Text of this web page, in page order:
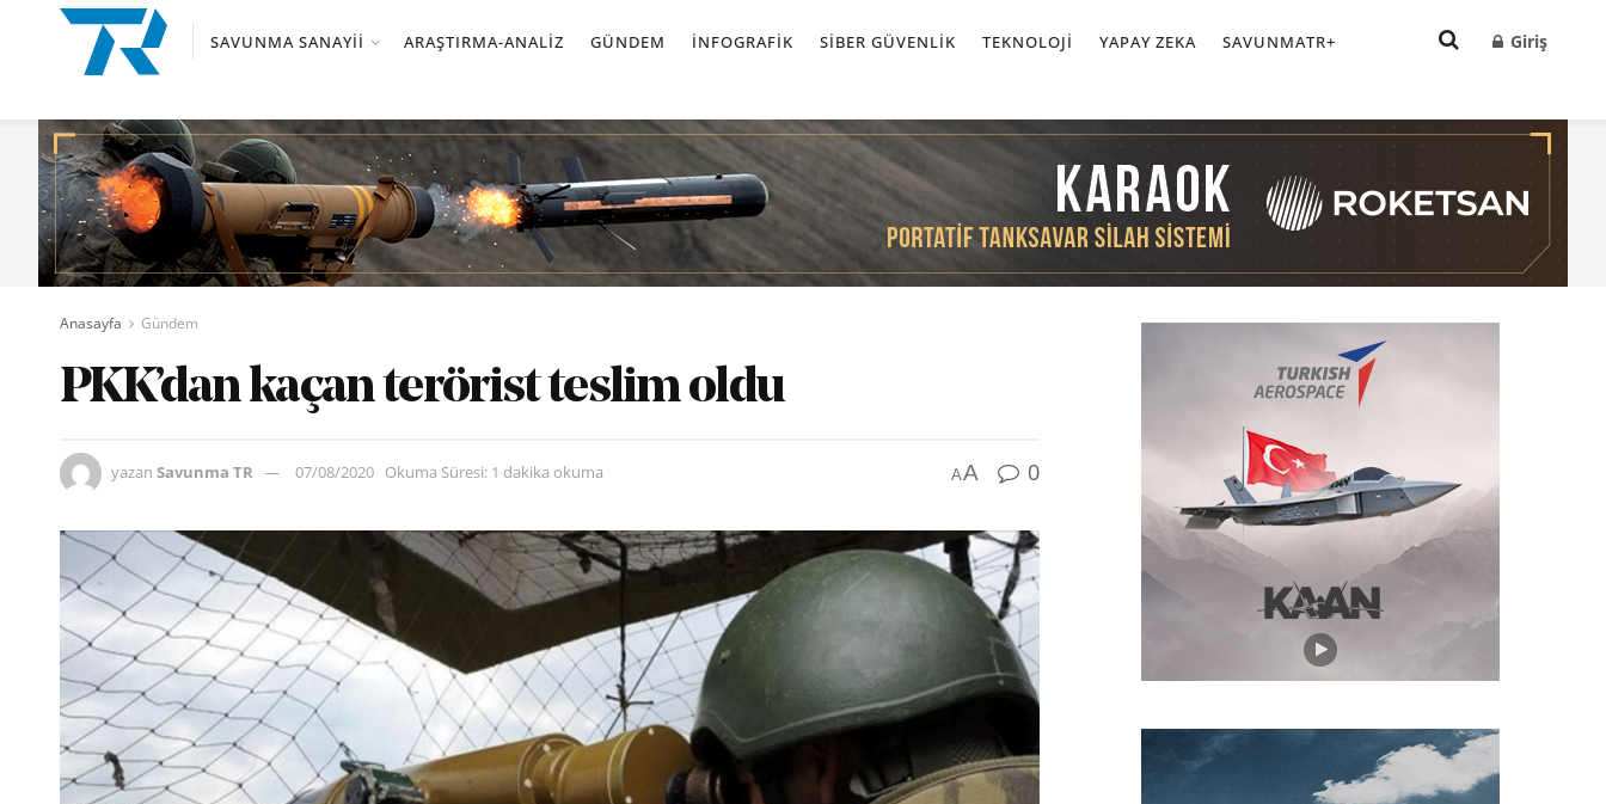
SAVUNMA SANAYII ARAŞTIRMA-ANALIZ GÜNDEM İNFOGRAFIK SIBER GÜVENLIK TEKNOLOJI YAPAY ZEKA SAVUNMATR+ Giriş
Anasayfa Gündem
PKK’dan kaçan terörist teslim oldu
yazan Savunma TR 07/08/2020 Okuma Süresi: 1 dakika okuma AA 0